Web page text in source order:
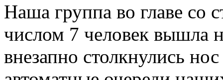
Наша группа во главе
числом 7 человек вышла
внезапно столкнулись